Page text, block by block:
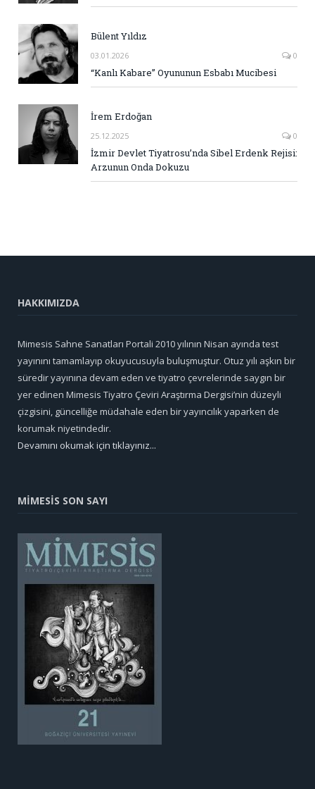
Bülent Yıldız
03.01.2026 0
“Kanlı Kabare” Oyununun Esbabı Mucibesi
İrem Erdoğan
25.12.2025 0
İzmir Devlet Tiyatrosu’nda Sibel Erdenk Rejisi:
Arzunun Onda Dokuzu
HAKKIMIZDA
Mimesis Sahne Sanatları Portali 2010 yılının Nisan ayında test
yayınını tamamlayıp okuyucusuyla buluşmuştur. Otuz yılı aşkın bir
süredir yayınına devam eden ve tiyatro çevrelerinde saygın bir
yer edinen Mimesis Tiyatro Çeviri Araştırma Dergisi’nin düzeyli
çizgisini, güncelliğe müdahale eden bir yayıncılık yaparken de
korumak niyetindedir.
Devamını okumak için tıklayınız...
MİMESİS SON SAYI